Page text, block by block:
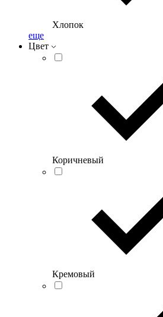
Хлопок
еще
Цвет
Коричневый
Кремовый